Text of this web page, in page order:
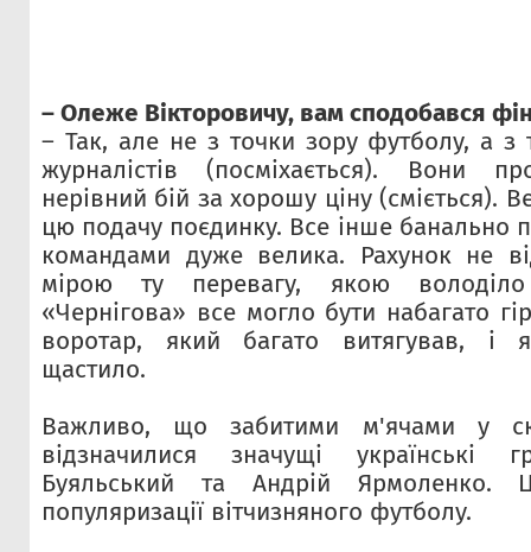
– Олеже Вікторовичу, вам сподобався
– Так, але не з точки зору футболу, а з
журналістів (посміхається). Вони
нерівний бій за хорошу ціну (сміється).
цю подачу поєдинку. Все інше банально
командами дуже велика. Рахунок не
мірою ту перевагу, якою
«Чернігова» все могло бути набагато
воротар, який багато витягував, і
щастило.
Важливо, що забитими м'ячами у
відзначилися значущі українські
Буяльський та Андрій Ярмоленко.
популяризації вітчизняного футболу.